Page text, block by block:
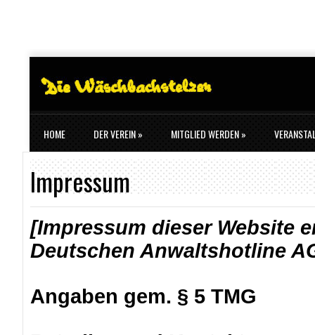
HOME DER VEREIN» MITGLIED WERDEN»
DATENSCHUTZERKLÄRUNG
DONNERSTAG - OKTOBERFEST
Impressum
[Impressum dieser Website
Deutschen Anwaltshotline
Angaben gem. § 5 TMG